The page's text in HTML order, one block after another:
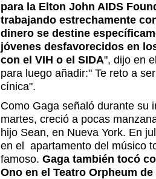
para la Elton John AIDS
trabajando estrechamente
dinero se destine
jóvenes desfavorecidos en
con el VIH o el SIDA", dijo en
para luego añadir:" Te reto a
cínica".
Como Gaga señaló durante su
martes, creció a pocas
hijo Sean, en Nueva York. En
en el apartamento del músico
famoso. Gaga también tocó
Ono en el Teatro Orpheum